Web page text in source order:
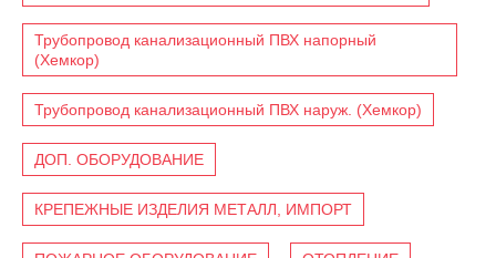
Трубопровод канализационный ПВХ напорный
(Хемкор)
Трубопровод канализационный ПВХ наруж. (Хемкор)
ДОП. ОБОРУДОВАНИЕ
КРЕПЕЖНЫЕ ИЗДЕЛИЯ МЕТАЛЛ, ИМПОРТ